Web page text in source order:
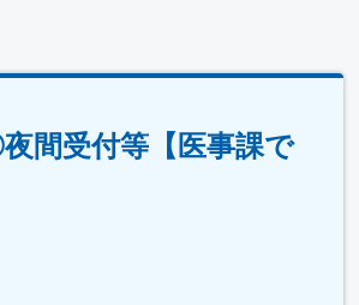
間受付等【医事課で